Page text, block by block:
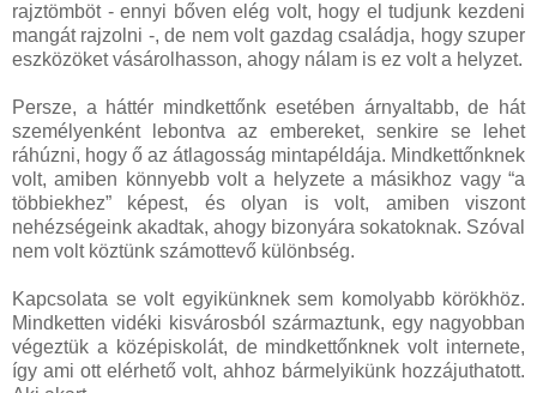
rajztömböt - ennyi bőven elég volt, hogy el tudjunk kezdeni
mangát rajzolni -, de nem volt gazdag családja, hogy szuper
eszközöket vásárolhasson, ahogy nálam is ez volt a helyzet.
Persze, a háttér mindkettőnk esetében árnyaltabb, de hát
személyenként lebontva az embereket, senkire se lehet
ráhúzni, hogy ő az átlagosság mintapéldája. Mindkettőnknek
volt, amiben könnyebb volt a helyzete a másikhoz vagy “a
többiekhez” képest, és olyan is volt, amiben viszont
nehézségeink akadtak, ahogy bizonyára sokatoknak. Szóval
nem volt köztünk számottevő különbség.
Kapcsolata se volt egyikünknek sem komolyabb körökhöz.
Mindketten vidéki kisvárosból származtunk, egy nagyobban
végeztük a középiskolát, de mindkettőnknek volt internete,
így ami ott elérhető volt, ahhoz bármelyikünk hozzájuthatott.